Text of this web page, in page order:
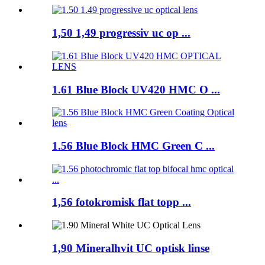
1,50 1,49 progressiv uc op ...
1.61 Blue Block UV420 HMC O ...
1.56 Blue Block HMC Green C ...
1,56 fotokromisk flat topp ...
1,90 Mineralhvit UC optisk linse